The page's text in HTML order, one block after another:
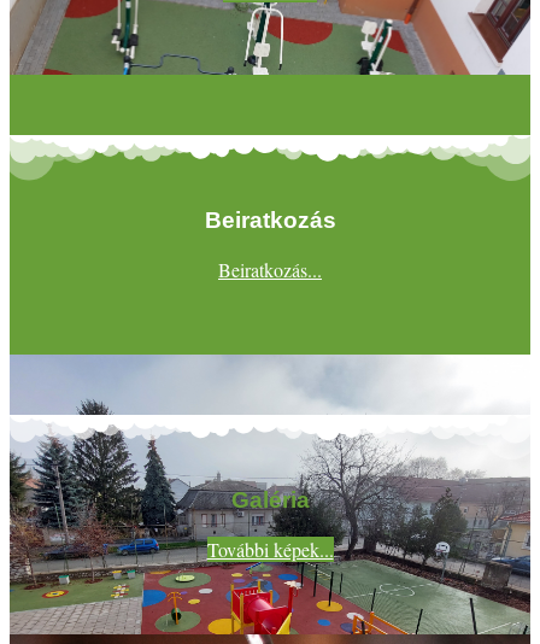
Beiratkozás
Beiratkozás...
Galéria
További képek...